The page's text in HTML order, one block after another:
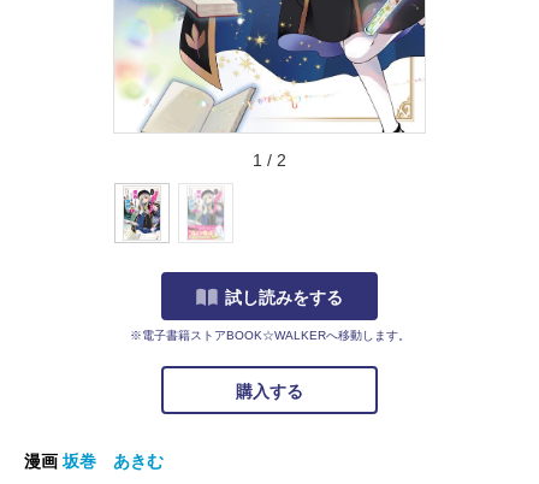
1 / 2
試し読みをする
※電子書籍ストアBOOK☆WALKERへ移動します。
購入する
漫画坂巻 あきむ